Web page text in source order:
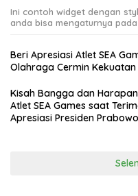
Ini contoh widget dengan
anda bisa mengaturnya
Beri Apresiasi Atlet SEA
Olahraga Cermin
Kisah Bangga dan Harapan
Atlet SEA Games saat
Apresiasi Presiden Prabowo